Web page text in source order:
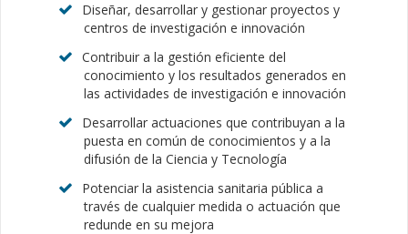
Diseñar, desarrollar y gestionar proyectos y
centros de investigación e innovación
Contribuir a la gestión eficiente del
conocimiento y los resultados generados en
las actividades de investigación e innovación
Desarrollar actuaciones que contribuyan a la
puesta en común de conocimientos y a la
difusión de la Ciencia y Tecnología
Potenciar la asistencia sanitaria pública a
través de cualquier medida o actuación que
redunde en su mejora